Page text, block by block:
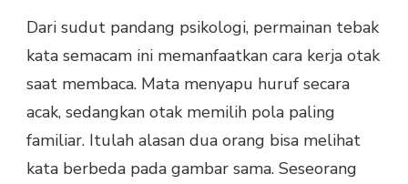
Dari sudut pandang psikologi, permainan tebak
kata semacam ini memanfaatkan cara kerja otak
saat membaca. Mata menyapu huruf secara
acak, sedangkan otak memilih pola paling
familiar. Itulah alasan dua orang bisa melihat
kata berbeda pada gambar sama. Seseorang